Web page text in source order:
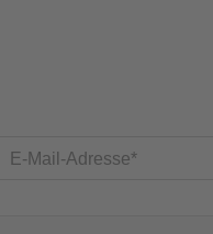
E-Mail-Adresse